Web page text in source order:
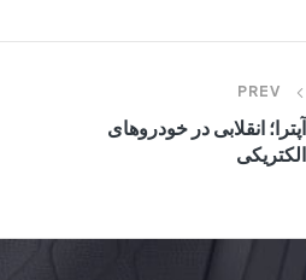
PREV
آپترا؛ انقلابی در خودروهای
الکتریکی